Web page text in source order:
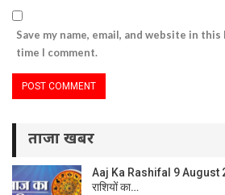
Save my name, email, and website in
time I comment.
ताजा खबर
Aaj Ka Rashifal 9 August
राशियों का…